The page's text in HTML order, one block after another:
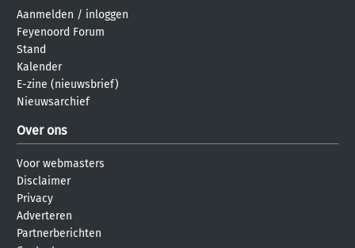
Aanmelden / inloggen
Feyenoord Forum
Stand
Kalender
E-zine (nieuwsbrief)
Nieuwsarchief
Over ons
Voor webmasters
Disclaimer
Privacy
Adverteren
Partnerberichten